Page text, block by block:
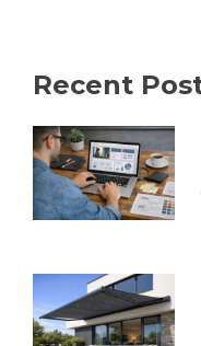
Recent